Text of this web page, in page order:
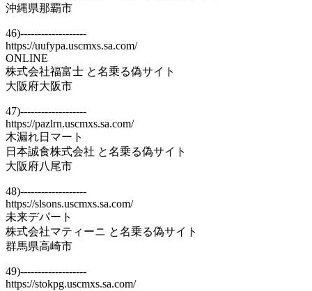
沖縄県那覇市
46)-------------------
https://uufypa.uscmxs.sa.com/
ONLINE
株式会社福富士 と名乗る偽サイト
大阪府大阪市
47)-------------------
https://pazlrn.uscmxs.sa.com/
木漏れ日マート
日本誠食株式会社 と名乗る偽サイト
大阪府八尾市
48)-------------------
https://slsons.uscmxs.sa.com/
未来デパート
株式会社マティーニ と名乗る偽サイト
群馬県高崎市
49)-------------------
https://stokpg.uscmxs.sa.com/